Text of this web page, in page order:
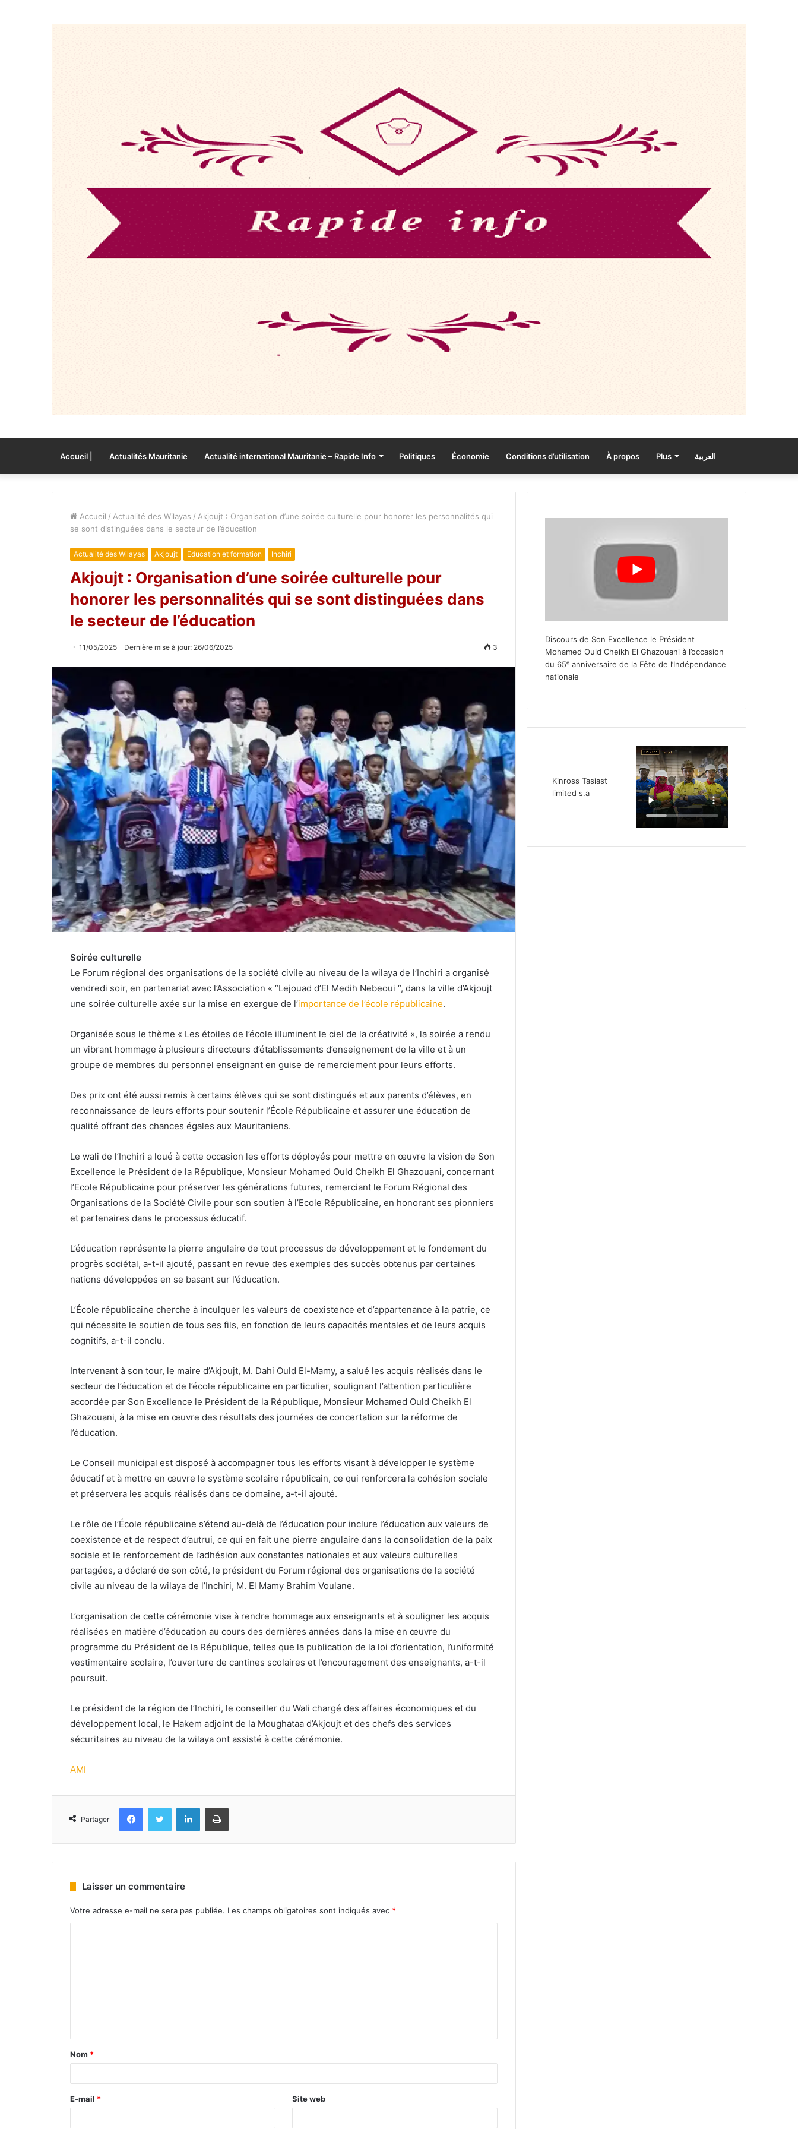
Accueil | Actualités Mauritanie Actualité international Mauritanie – Rapide Info Politiques Économie Conditions d’utilisation À propos Plus العربية
Accueil / Actualité des Wilayas / Akjoujt : Organisation d’une soirée culturelle pour honorer les personnalités qui
se sont distinguées dans le secteur de l’éducation
Actualité des Wilayas Akjoujt Education et formation Inchiri
Akjoujt : Organisation d’une soirée culturelle pour
honorer les personnalités qui se sont distinguées dans
le secteur de l’éducation
11/05/2025 Dernière mise à jour: 26/06/2025 3
Soirée culturelle
Le Forum régional des organisations de la société civile au niveau de la wilaya de l’Inchiri a organisé
vendredi soir, en partenariat avec l’Association « “Lejouad d’El Medih Nebeoui “, dans la ville d’Akjoujt
une soirée culturelle axée sur la mise en exergue de l’importance de l’école républicaine.
Organisée sous le thème « Les étoiles de l’école illuminent le ciel de la créativité », la soirée a rendu
un vibrant hommage à plusieurs directeurs d’établissements d’enseignement de la ville et à un
groupe de membres du personnel enseignant en guise de remerciement pour leurs efforts.
Des prix ont été aussi remis à certains élèves qui se sont distingués et aux parents d’élèves, en
reconnaissance de leurs efforts pour soutenir l’École Républicaine et assurer une éducation de
qualité offrant des chances égales aux Mauritaniens.
Le wali de l’Inchiri a loué à cette occasion les efforts déployés pour mettre en œuvre la vision de Son
Excellence le Président de la République, Monsieur Mohamed Ould Cheikh El Ghazouani, concernant
l’Ecole Républicaine pour préserver les générations futures, remerciant le Forum Régional des
Organisations de la Société Civile pour son soutien à l’Ecole Républicaine, en honorant ses pionniers
et partenaires dans le processus éducatif.
L’éducation représente la pierre angulaire de tout processus de développement et le fondement du
progrès sociétal, a-t-il ajouté, passant en revue des exemples des succès obtenus par certaines
nations développées en se basant sur l’éducation.
L’École républicaine cherche à inculquer les valeurs de coexistence et d’appartenance à la patrie, ce
qui nécessite le soutien de tous ses fils, en fonction de leurs capacités mentales et de leurs acquis
cognitifs, a-t-il conclu.
Intervenant à son tour, le maire d’Akjoujt, M. Dahi Ould El-Mamy, a salué les acquis réalisés dans le
secteur de l’éducation et de l’école républicaine en particulier, soulignant l’attention particulière
accordée par Son Excellence le Président de la République, Monsieur Mohamed Ould Cheikh El
Ghazouani, à la mise en œuvre des résultats des journées de concertation sur la réforme de
l’éducation.
Le Conseil municipal est disposé à accompagner tous les efforts visant à développer le système
éducatif et à mettre en œuvre le système scolaire républicain, ce qui renforcera la cohésion sociale
et préservera les acquis réalisés dans ce domaine, a-t-il ajouté.
Le rôle de l’École républicaine s’étend au-delà de l’éducation pour inclure l’éducation aux valeurs de
coexistence et de respect d’autrui, ce qui en fait une pierre angulaire dans la consolidation de la paix
sociale et le renforcement de l’adhésion aux constantes nationales et aux valeurs culturelles
partagées, a déclaré de son côté, le président du Forum régional des organisations de la société
civile au niveau de la wilaya de l’Inchiri, M. El Mamy Brahim Voulane.
L’organisation de cette cérémonie vise à rendre hommage aux enseignants et à souligner les acquis
réalisées en matière d’éducation au cours des dernières années dans la mise en œuvre du
programme du Président de la République, telles que la publication de la loi d’orientation, l’uniformité
vestimentaire scolaire, l’ouverture de cantines scolaires et l’encouragement des enseignants, a-t-il
poursuit.
Le président de la région de l’Inchiri, le conseiller du Wali chargé des affaires économiques et du
développement local, le Hakem adjoint de la Moughataa d’Akjoujt et des chefs des services
sécuritaires au niveau de la wilaya ont assisté à cette cérémonie.
AMI
Partager
FacebookTwitter LinkedinImprimer
Laisser un commentaire
Votre adresse e-mail ne sera pas publiée. Les champs obligatoires sont indiqués avec *
Nom *
E-mail * Site web
Discours de Son Excellence le Président
Mohamed Ould Cheikh El Ghazouani à l’occasion
du 65ᵉ anniversaire de la Fête de l’Indépendance
nationale
Kinross Tasiast
limited s.a